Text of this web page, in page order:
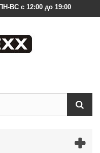
ВС с 12:00 до 19:00